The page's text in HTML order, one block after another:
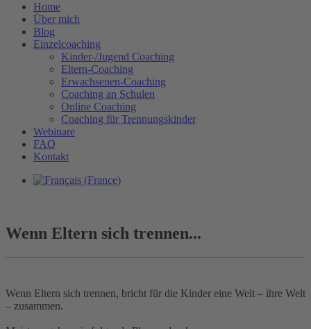
Home
Über mich
Blog
Einzelcoaching
Kinder-/Jugend Coaching
Eltern-Coaching
Erwachsenen-Coaching
Coaching an Schulen
Online Coaching
Coaching für Trennungskinder
Webinare
FAQ
Kontakt
Wenn Eltern sich trennen...
Wenn Eltern sich trennen, bricht für die Kinder eine Welt – ihre Welt
– zusammen.